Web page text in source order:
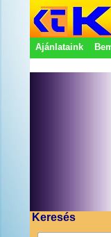
Ajánlataink
Keresés